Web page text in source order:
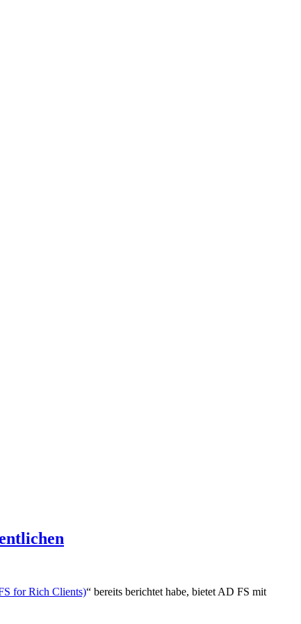
for Rich Clients)“ bereits berichtet habe, bietet AD FS mit